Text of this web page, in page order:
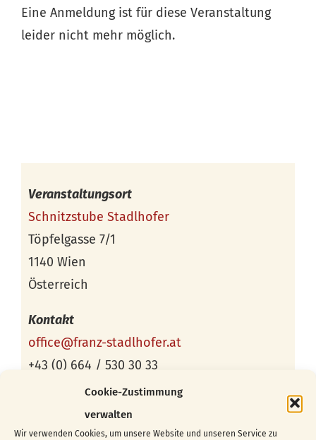
Cookie-Zustimmung
verwalten
Wir verwenden Cookies, um unsere Website und unseren Service zu
Eine Anmeldung ist für diese Veranstaltung
leider nicht mehr möglich.
Veranstaltungsort
Schnitzstube Stadlhofer
Töpfelgasse 7/1
1140 Wien
Österreich
Kontakt
office@franz-stadlhofer.at
+43 (0) 664 / 530 30 33